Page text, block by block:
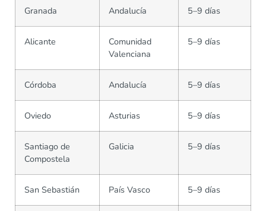
Granada Andalucía 5–9 días
Alicante
Comunidad
Valenciana
5–9 días
Córdoba Andalucía 5–9 días
Oviedo Asturias 5–9 días
Santiago de
Compostela
Galicia 5–9 días
San Sebastián País Vasco 5–9 días